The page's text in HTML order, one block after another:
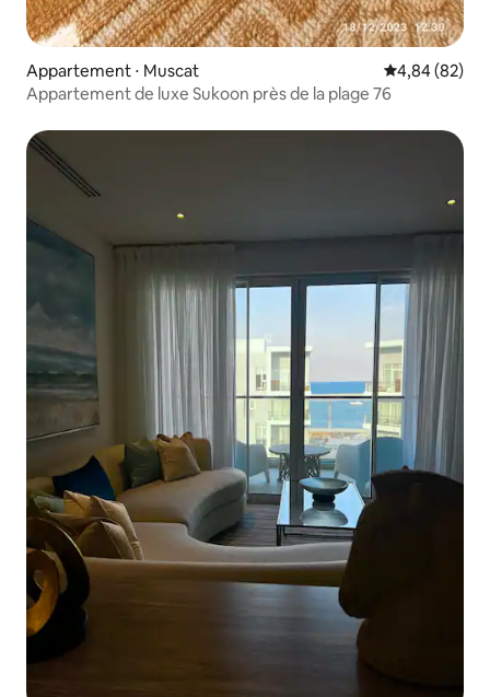
Appartement ⋅ Muscat Évaluation
4,84 (82)
Appartement de luxe Sukoon près de la plage 76